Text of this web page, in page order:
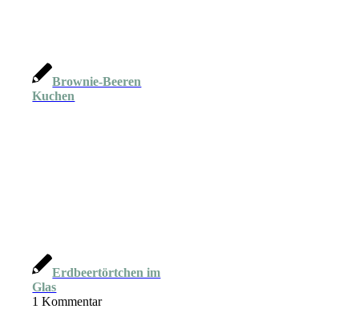
Brownie-Beeren
Kuchen
Erdbeertörtchen im
Glas
1 Kommentar